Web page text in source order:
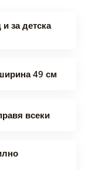
за детска
49 см
всеки